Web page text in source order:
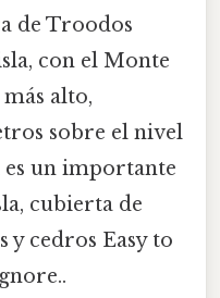
de Troodos
con el Monte
alto,
sobre el nivel
un importante
cubierta de
y cedros Easy to